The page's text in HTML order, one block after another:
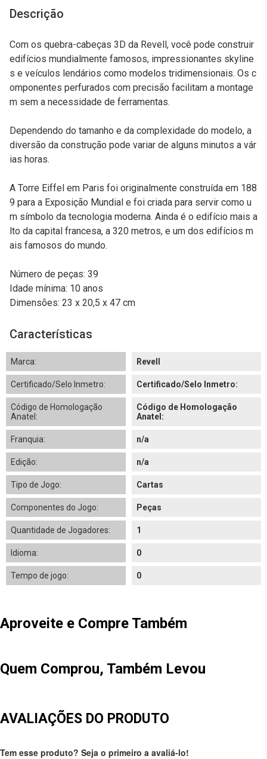
Descrição
Com os quebra-cabeças 3D da Revell, você pode construir
edifícios mundialmente famosos, impressionantes skyline
s e veículos lendários como modelos tridimensionais. Os c
omponentes perfurados com precisão facilitam a montage
m sem a necessidade de ferramentas.
Dependendo do tamanho e da complexidade do modelo, a
diversão da construção pode variar de alguns minutos a vár
ias horas.
A Torre Eiffel em Paris foi originalmente construída em 188
9 para a Exposição Mundial e foi criada para servir como u
m símbolo da tecnologia moderna. Ainda é o edifício mais a
lto da capital francesa, a 320 metros, e um dos edifícios m
ais famosos do mundo.
Número de peças: 39
Idade mínima: 10 anos
Dimensões: 23 x 20,5 x 47 cm
Características
Marca: Revell
Certificado/Selo Inmetro: Certificado/Selo Inmetro:
Código de Homologação
Anatel:
Código de Homologação
Anatel:
Franquia: n/a
Edição: n/a
Tipo de Jogo: Cartas
Componentes do Jogo: Peças
Quantidade de Jogadores: 1
Idioma: 0
Tempo de jogo: 0
Aproveite e Compre Também
Quem Comprou, Também Levou
AVALIAÇÕES DO PRODUTO
Tem esse produto? Seja o primeiro a avaliá-lo!